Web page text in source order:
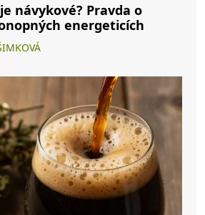
návykové? Pravda o
energeticích